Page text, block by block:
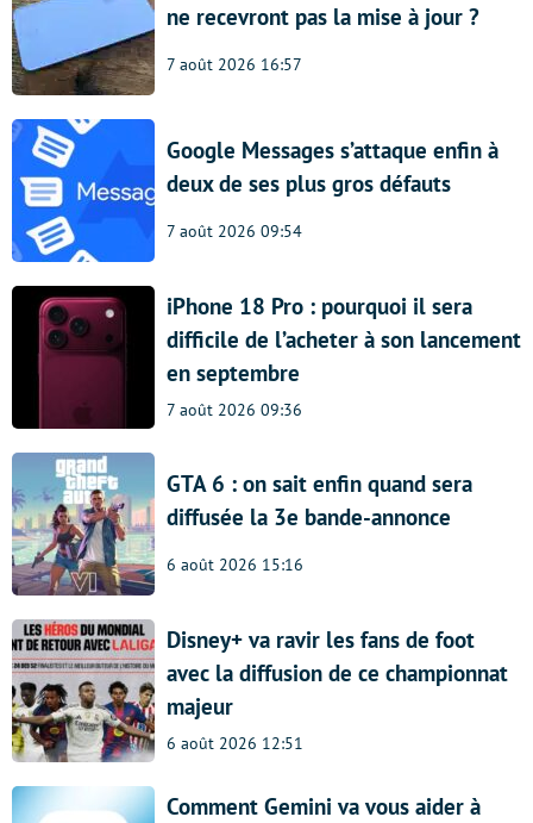
ne recevront pas la mise à jour ?
7 août 2026 16:57
Google Messages s’attaque enfin à
deux de ses plus gros défauts
7 août 2026 09:54
iPhone 18 Pro : pourquoi il sera
difficile de l’acheter à son lancement
en septembre
7 août 2026 09:36
GTA 6 : on sait enfin quand sera
diffusée la 3e bande-annonce
6 août 2026 15:16
Disney+ va ravir les fans de foot
avec la diffusion de ce championnat
majeur
6 août 2026 12:51
Comment Gemini va vous aider à